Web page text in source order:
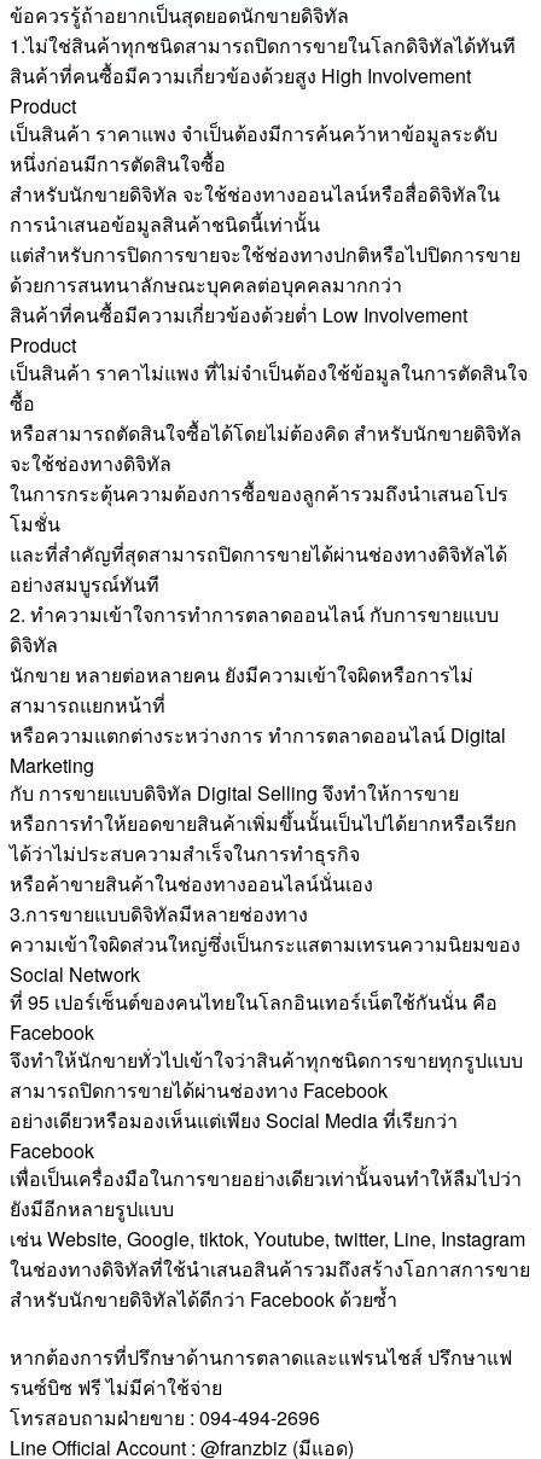
ข้อควรรู้ถ้าอยากเป็นสุดยอดนักขายดิจิทัล
1.ไม่ใช่สินค้าทุกชนิดสามารถปิดการขายในโลกดิจิทัลได้ทันที
สินค้าที่คนซื้อมีความเกี่ยวข้องด้วยสูง High Involvement
Product
เป็นสินค้า ราคาแพง จำเป็นต้องมีการค้นคว้าหาข้อมูลระดับ
หนึ่งก่อนมีการตัดสินใจซื้อ
สำหรับนักขายดิจิทัล จะใช้ช่องทางออนไลน์หรือสื่อดิจิทัลใน
การนำเสนอข้อมูลสินค้าชนิดนี้เท่านั้น
แต่สำหรับการปิดการขายจะใช้ช่องทางปกติหรือไปปิดการขาย
ด้วยการสนทนาลักษณะบุคคลต่อบุคคลมากกว่า
สินค้าที่คนซื้อมีความเกี่ยวข้องด้วยต่ำ Low Involvement
Product
เป็นสินค้า ราคาไม่แพง ที่ไม่จำเป็นต้องใช้ข้อมูลในการตัดสินใจ
ซื้อ
หรือสามารถตัดสินใจซื้อได้โดยไม่ต้องคิด สำหรับนักขายดิจิทัล
จะใช้ช่องทางดิจิทัล
ในการกระตุ้นความต้องการซื้อของลูกค้ารวมถึงนำเสนอโปร
โมชั่น
และที่สำคัญที่สุดสามารถปิดการขายได้ผ่านช่องทางดิจิทัลได้
อย่างสมบูรณ์ทันที
2. ทำความเข้าใจการทำการตลาดออนไลน์ กับการขายแบบ
ดิจิทัล
นักขาย หลายต่อหลายคน ยังมีความเข้าใจผิดหรือการไม่
สามารถแยกหน้าที่
หรือความแตกต่างระหว่างการ ทำการตลาดออนไลน์ Digital
Marketing
กับ การขายแบบดิจิทัล Digital Selling จึงทำให้การขาย
หรือการทำให้ยอดขายสินค้าเพิ่มขึ้นนั้นเป็นไปได้ยากหรือเรียก
ได้ว่าไม่ประสบความสำเร็จในการทำธุรกิจ
หรือค้าขายสินค้าในช่องทางออนไลน์นั่นเอง
3.การขายแบบดิจิทัลมีหลายช่องทาง
ความเข้าใจผิดส่วนใหญ่ซึ่งเป็นกระแสตามเทรนความนิยมของ
Social Network
ที่ 95 เปอร์เซ็นต์ของคนไทยในโลกอินเทอร์เน็ตใช้กันนั่น คือ
Facebook
จึงทำให้นักขายทั่วไปเข้าใจว่าสินค้าทุกชนิดการขายทุกรูปแบบ
สามารถปิดการขายได้ผ่านช่องทาง Facebook
อย่างเดียวหรือมองเห็นแต่เพียง Social Media ที่เรียกว่า
Facebook
เพื่อเป็นเครื่องมือในการขายอย่างเดียวเท่านั้นจนทำให้ลืมไปว่า
ยังมีอีกหลายรูปแบบ
เช่น Website, Google, tiktok, Youtube, twitter, Line, Instagram
ในช่องทางดิจิทัลที่ใช้นำเสนอสินค้ารวมถึงสร้างโอกาสการขาย
สำหรับนักขายดิจิทัลได้ดีกว่า Facebook ด้วยซ้ำ
หากต้องการที่ปรึกษาด้านการตลาดและแฟรนไชส์ ปรึกษาแฟ
รนซ์บิซ ฟรี ไม่มีค่าใช้จ่าย
โทรสอบถามฝ่ายขาย : 094-494-2696
Line Official Account : @franzbiz (มีแอด)